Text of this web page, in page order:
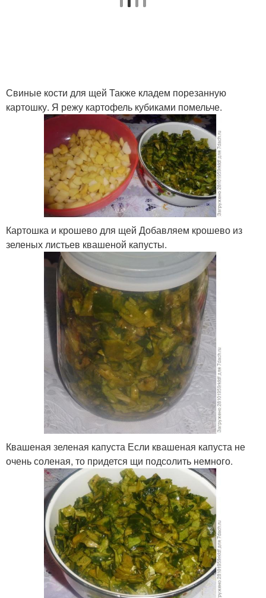
Свиные кости для щей Также кладем порезанную
картошку. Я режу картофель кубиками помельче.
Картошка и крошево для щей Добавляем крошево из
зеленых листьев квашеной капусты.
Квашеная зеленая капуста Если квашеная капуста не
очень соленая, то придется щи подсолить немного.